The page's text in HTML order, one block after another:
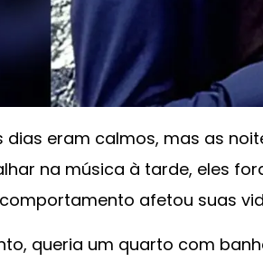
dias eram calmos, mas as
na música à tarde, eles
afetou suas
queria um quarto com